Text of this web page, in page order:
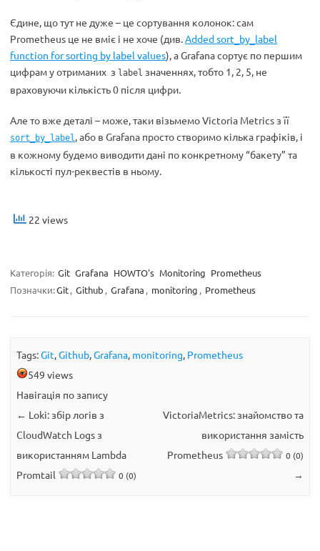
Єдине, що тут не дуже – це сортування колонок: сам
Prometheus це не вміє і не хоче (див.Added sort_by_label
function for sorting by label values), а Grafana сортує по першим
цифрам у отриманих з label значеннях, тобто 1, 2, 5, не
враховуючи кількість 0 після цифри.
Але то вже деталі – може, таки візьмемо Victoria Metrics з її
sort_by_label, або в Grafana просто створимо кілька графіків, і
в кожному будемо виводити дані по конкретному “бакету” та
кількості пул-реквестів в ньому.
22 views
Категорія: Git Grafana HOWTO's Monitoring Prometheus
Позначки:Git, Github , Grafana , monitoring , Prometheus
Tags:Git,Github,Grafana, monitoring, Prometheus
549 views
Навігація по запису
← Loki: збір логів з
CloudWatch Logs з
використанням Lambda
Promtail
0 (0)
VictoriaMetrics: знайомство та
використання замість
Prometheus
0 (0)
→